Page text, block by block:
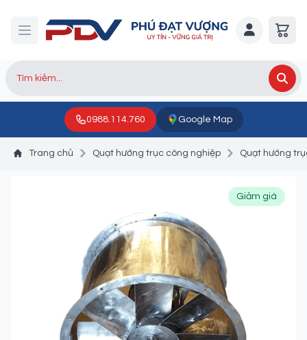
0988.114.760 Google Map
Trang chủ Quạt hướng trục công nghiệp Quạt hướng
Giảm giá